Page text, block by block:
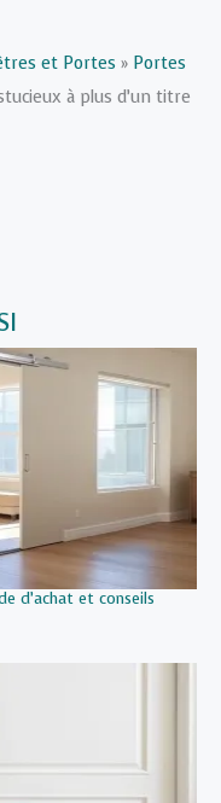
et Portes » Portes
à plus d’un titre
d’achat et conseils